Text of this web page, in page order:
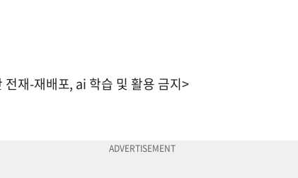
재-재배포, ai 학습 및 활용 금지>